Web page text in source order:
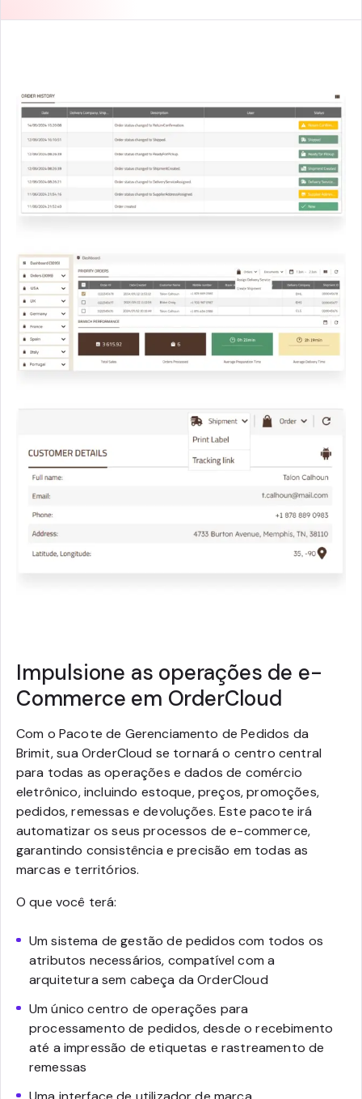
Impulsione as operações de e-
Commerce em OrderCloud
Com o Pacote de Gerenciamento de Pedidos da
Brimit, sua OrderCloud se tornará o centro central
para todas as operações e dados de comércio
eletrônico, incluindo estoque, preços, promoções,
pedidos, remessas e devoluções. Este pacote irá
automatizar os seus processos de e-commerce,
garantindo consistência e precisão em todas as
marcas e territórios.
O que você terá:
Um sistema de gestão de pedidos com todos os
atributos necessários, compatível com a
arquitetura sem cabeça da OrderCloud
Um único centro de operações para
processamento de pedidos, desde o recebimento
até a impressão de etiquetas e rastreamento de
remessas